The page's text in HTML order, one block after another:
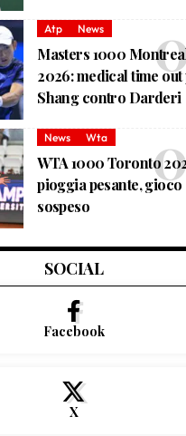
Atp News
Masters 1000
2026: medical time out
Shang contro Darderi
News Wta
WTA 1000 Toronto
pioggia pesante, gioco
sospeso
SOCIAL
Facebook
X